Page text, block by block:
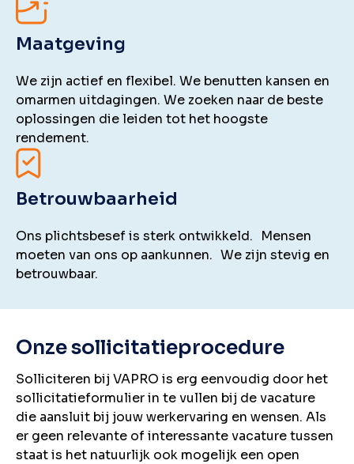
Maatgeving
We zijn actief en flexibel. We benutten kansen en
omarmen uitdagingen. We zoeken naar de beste
oplossingen die leiden tot het hoogste
rendement.
Betrouwbaarheid
Ons plichtsbesef is sterk ontwikkeld. Mensen
moeten van ons op aankunnen. We zijn stevig en
betrouwbaar.
Onze sollicitatieprocedure
Solliciteren bij VAPRO is erg eenvoudig door het
sollicitatieformulier in te vullen bij de vacature
die aansluit bij jouw werkervaring en wensen. Als
er geen relevante of interessante vacature tussen
staat is het natuurlijk ook mogelijk een open